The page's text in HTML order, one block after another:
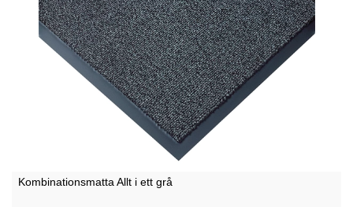
Kombinationsmatta Allt i ett grå